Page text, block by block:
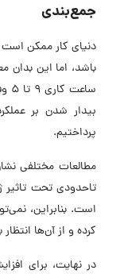
جمع‌بندی
دنیای کار ممکن است
باشد، اما این بدان
بیدار شدن بر
پرداختیم.
مطالعات مختلفی
تاحدودی تحت
است. بنابراین،
کرده و از آن‌ها
در نهایت، برای